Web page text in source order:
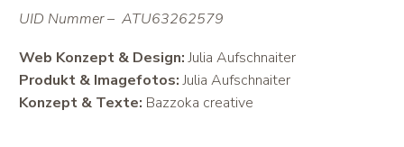
UID Nummer – ATU63262579
Web Konzept & Design:Julia Aufschnaiter
Produkt & Imagefotos:Julia Aufschnaiter
Konzept & Texte: Bazzoka creative